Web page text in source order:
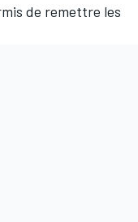
de remettre les